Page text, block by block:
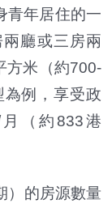
青年居住的一
廳或三房兩
方米（約700-
例，享受政
（約833港
）的房源數量